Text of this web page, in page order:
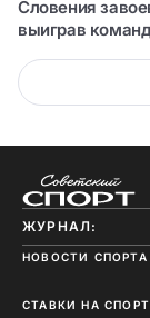
Словения
выиграв
ЖУРНАЛ:
НОВОСТИ СПОРТА
СТАВКИ НА СПОРТ